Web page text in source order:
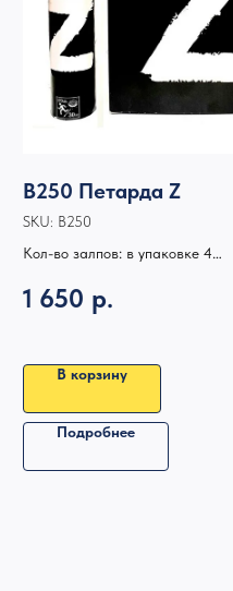
В250 Петарда Z
SKU: В250
Кол-во залпов: в упаковке 4
Высота, м:
1 650 р.
В корзину
Подробнее